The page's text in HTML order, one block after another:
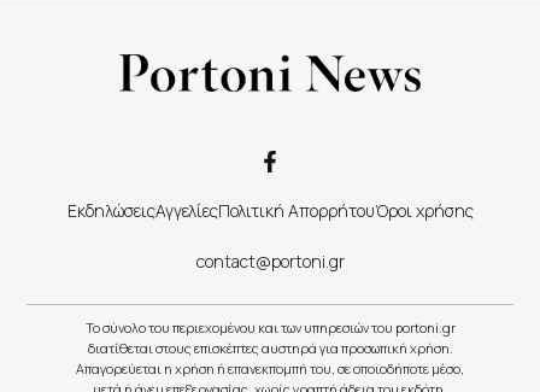
ΕκδηλώσειςΑγγελίεςΠολιτική ΑπορρήτουΌροι χρήσης
contact@portoni.gr
Το σύνολο του περιεχομένου και των υπηρεσιών του portoni.gr
διατίθεται στους επισκέπτες αυστηρά για προσωπική χρήση.
Απαγορεύεται η χρήση ή επανεκπομπή του, σε οποιοδήποτε μέσο,